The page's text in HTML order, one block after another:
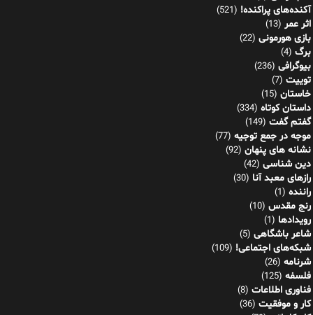
آکنده‌های پراکنده! (521)
اثر عمر (13)
بازی هورمونی (22)
برگ (4)
بیوگرافی (236)
توییت (7)
خاستان (15)
داستان کوتاه (334)
گفتم گفت (149)
موجه در جمع توجیه (77)
نشانه های پنهان (92)
دین شناسی (42)
رازهای معبد آنا (30)
راننده (1)
رنج مقدس (10)
رویدادها (1)
شاعر باشگاهی (5)
شبکه‌های اجتماعی! (109)
شرنامه (26)
فلسفه (125)
فناوری اطلاعات (8)
کار و موفقیت (36)